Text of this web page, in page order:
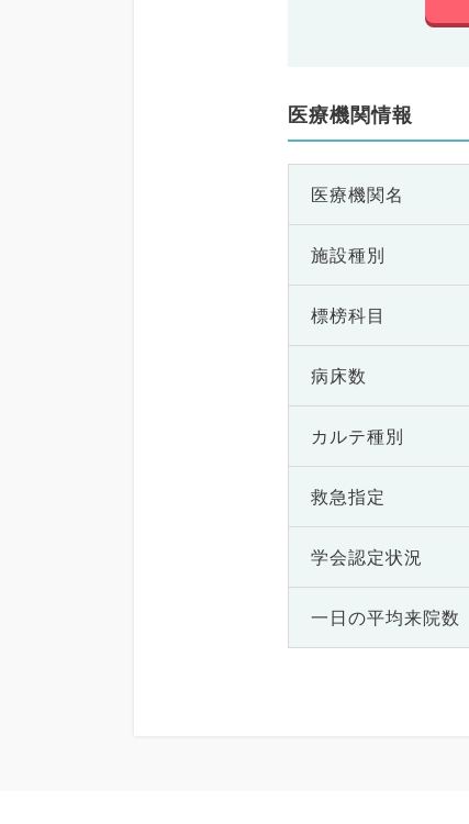
医療機関情報
医療機関名
施設種別
標榜科目
病床数
カルテ種別
救急指定
学会認定状況
一日の平均来院数